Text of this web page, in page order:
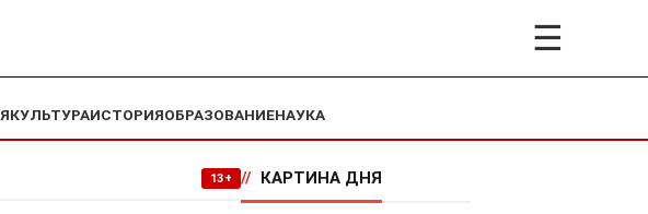
☰
КУЛЬТУРАИСТОРИЯОБРАЗОВАНИЕНАУКА
13+ // КАРТИНА ДНЯ